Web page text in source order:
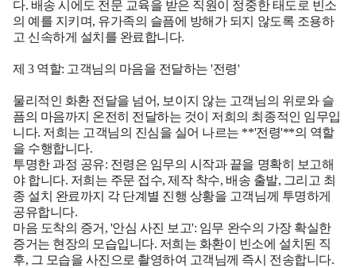
다. 배송 시에도 전문 교육을 받은 직원이 정중한 태도로 빈소
의 예를 지키며, 유가족의 슬픔에 방해가 되지 않도록 조용하
고 신속하게 설치를 완료합니다.
제 3 역할: 고객님의 마음을 전달하는 '전령'
물리적인 화환 전달을 넘어, 보이지 않는 고객님의 위로와 슬
픔의 마음까지 온전히 전달하는 것이 저희의 최종적인 임무입
니다. 저희는 고객님의 진심을 실어 나르는 **'전령'**의 역할
을 수행합니다.
투명한 과정 공유: 전령은 임무의 시작과 끝을 명확히 보고해
야 합니다. 저희는 주문 접수, 제작 착수, 배송 출발, 그리고 최
종 설치 완료까지 각 단계별 진행 상황을 고객님께 투명하게
공유합니다.
마음 도착의 증거, '안심 사진 보고': 임무 완수의 가장 확실한
증거는 현장의 모습입니다. 저희는 화환이 빈소에 설치된 직
후, 그 모습을 사진으로 촬영하여 고객님께 즉시 전송합니다.